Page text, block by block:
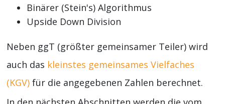
Binärer (Stein's) Algorithmus
Upside Down Division
Neben ggT (größter gemeinsamer Teiler) wird
auch das kleinstes gemeinsames Vielfaches
(KGV) für die angegebenen Zahlen berechnet.